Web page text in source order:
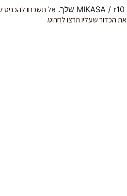
אל תשכחו להכניס
את הכדור שעליו תרצו לחרוט.